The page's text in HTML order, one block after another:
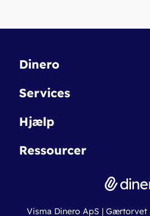
Dinero
Kontakt
Betingelser & Sikkerhed
Nye funktioner
Services
Dinero Starter
Dinero Pro
Erhvervslån
Hjælp
Regnskabsordbogen
Ressourcer
Ny virksomhed
Visma Dinero ApS | Gærtorvet